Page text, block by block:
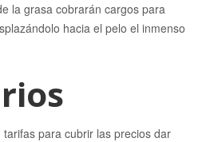
la grasa cobrarán cargos para
hacia el pelo el inmenso
para cubrir las precios dar